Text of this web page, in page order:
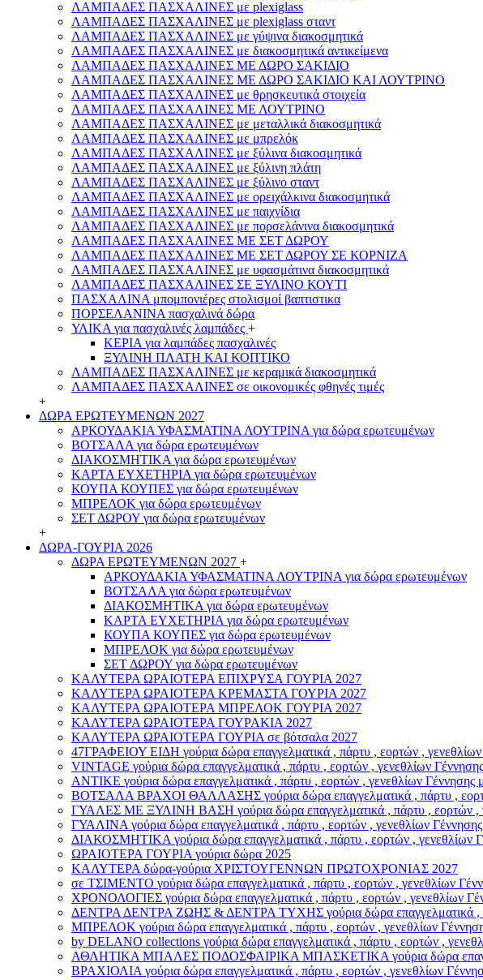
ΛΑΜΠΑΔΕΣ ΠΑΣΧΑΛΙΝΕΣ με plexiglass
ΛΑΜΠΑΔΕΣ ΠΑΣΧΑΛΙΝΕΣ με plexiglass σταντ
ΛΑΜΠΑΔΕΣ ΠΑΣΧΑΛΙΝΕΣ με γύψινα διακοσμητικά
ΛΑΜΠΑΔΕΣ ΠΑΣΧΑΛΙΝΕΣ με διακοσμητικά αντικείμενα
ΛΑΜΠΑΔΕΣ ΠΑΣΧΑΛΙΝΕΣ ΜΕ ΔΩΡΟ ΣΑΚΙΔΙΟ
ΛΑΜΠΑΔΕΣ ΠΑΣΧΑΛΙΝΕΣ ΜΕ ΔΩΡΟ ΣΑΚΙΔΙΟ ΚΑΙ ΛΟΥΤΡΙΝΟ
ΛΑΜΠΑΔΕΣ ΠΑΣΧΑΛΙΝΕΣ με θρησκευτικά στοιχεία
ΛΑΜΠΑΔΕΣ ΠΑΣΧΑΛΙΝΕΣ ΜΕ ΛΟΥΤΡΙΝΟ
ΛΑΜΠΑΔΕΣ ΠΑΣΧΑΛΙΝΕΣ με μεταλλικά διακοσμητικά
ΛΑΜΠΑΔΕΣ ΠΑΣΧΑΛΙΝΕΣ με μπρελόκ
ΛΑΜΠΑΔΕΣ ΠΑΣΧΑΛΙΝΕΣ με ξύλινα διακοσμητικά
ΛΑΜΠΑΔΕΣ ΠΑΣΧΑΛΙΝΕΣ με ξύλινη πλάτη
ΛΑΜΠΑΔΕΣ ΠΑΣΧΑΛΙΝΕΣ με ξύλινο σταντ
ΛΑΜΠΑΔΕΣ ΠΑΣΧΑΛΙΝΕΣ με ορειχάλκινα διακοσμητικά
ΛΑΜΠΑΔΕΣ ΠΑΣΧΑΛΙΝΕΣ με παιχνίδια
ΛΑΜΠΑΔΕΣ ΠΑΣΧΑΛΙΝΕΣ με πορσελάνινα διακοσμητικά
ΛΑΜΠΑΔΕΣ ΠΑΣΧΑΛΙΝΕΣ ΜΕ ΣΕΤ ΔΩΡΟΥ
ΛΑΜΠΑΔΕΣ ΠΑΣΧΑΛΙΝΕΣ ΜΕ ΣΕΤ ΔΩΡΟΥ ΣΕ ΚΟΡΝΙΖΑ
ΛΑΜΠΑΔΕΣ ΠΑΣΧΑΛΙΝΕΣ με υφασμάτινα διακοσμητικά
ΛΑΜΠΑΔΕΣ ΠΑΣΧΑΛΙΝΕΣ ΣΕ ΞΥΛΙΝΟ ΚΟΥΤΙ
ΠΑΣΧΑΛΙΝΑ μπομπονιέρες στολισμοί βαπτιστικα
ΠΟΡΣΕΛΑΝΙΝΑ πασχαλινά δώρα
ΥΛΙΚΑ για πασχαλινές λαμπάδες +
ΚΕΡΙΑ για λαμπάδες πασχαλινές
ΞΥΛΙΝΗ ΠΛΑΤΗ ΚΑΙ ΚΟΠΤΙΚΟ
ΛΑΜΠΑΔΕΣ ΠΑΣΧΑΛΙΝΕΣ με κεραμικά διακοσμητικά
ΛΑΜΠΑΔΕΣ ΠΑΣΧΑΛΙΝΕΣ σε οικονομικές φθηνές τιμές
+
ΔΩΡΑ ΕΡΩΤΕΥΜΕΝΩΝ 2027
ΑΡΚΟΥΔΑΚΙΑ ΥΦΑΣΜΑΤΙΝΑ ΛΟΥΤΡΙΝΑ για δώρα ερωτευμένων
ΒΟΤΣΑΛΑ για δώρα ερωτευμένων
ΔΙΑΚΟΣΜΗΤΙΚΑ για δώρα ερωτευμένων
ΚΑΡΤΑ ΕΥΧΕΤΗΡΙΑ για δώρα ερωτευμένων
ΚΟΥΠΑ ΚΟΥΠΕΣ για δώρα ερωτευμένων
ΜΠΡΕΛΟΚ για δώρα ερωτευμένων
ΣΕΤ ΔΩΡΟΥ για δώρα ερωτευμένων
+
ΔΩΡΑ-ΓΟΥΡΙΑ 2026
ΔΩΡΑ ΕΡΩΤΕΥΜΕΝΩΝ 2027 +
ΑΡΚΟΥΔΑΚΙΑ ΥΦΑΣΜΑΤΙΝΑ ΛΟΥΤΡΙΝΑ για δώρα ερωτευμένων
ΒΟΤΣΑΛΑ για δώρα ερωτευμένων
ΔΙΑΚΟΣΜΗΤΙΚΑ για δώρα ερωτευμένων
ΚΑΡΤΑ ΕΥΧΕΤΗΡΙΑ για δώρα ερωτευμένων
ΚΟΥΠΑ ΚΟΥΠΕΣ για δώρα ερωτευμένων
ΜΠΡΕΛΟΚ για δώρα ερωτευμένων
ΣΕΤ ΔΩΡΟΥ για δώρα ερωτευμένων
ΚΑΛΥΤΕΡΑ ΩΡΑΙΟΤΕΡΑ ΕΠΙΧΡΥΣΑ ΓΟΥΡΙΑ 2027
ΚΑΛΥΤΕΡΑ ΩΡΑΙΟΤΕΡΑ ΚΡΕΜΑΣΤΑ ΓΟΥΡΙΑ 2027
ΚΑΛΥΤΕΡΑ ΩΡΑΙΟΤΕΡΑ ΜΠΡΕΛΟΚ ΓΟΥΡΙΑ 2027
ΚΑΛΥΤΕΡΑ ΩΡΑΙΟΤΕΡΑ ΓΟΥΡΑΚΙΑ 2027
ΚΑΛΥΤΕΡΑ ΩΡΑΙΟΤΕΡΑ ΓΟΥΡΙΑ σε βότσαλα 2027
47ΓΡΑΦΕΙΟΥ ΕΙΔΗ γούρια δώρα επαγγελματικά , πάρτυ , εορτών , γενεθλίων
VINTAGE γούρια δώρα επαγγελματικά , πάρτυ , εορτών , γενεθλίων
ΑΝΤΙΚΕ γούρια δώρα επαγγελματικά , πάρτυ , εορτών , γενεθλίων Γέννησης
ΒΟΤΣΑΛΑ ΒΡΑΧΟΙ ΘΑΛΛΑΣΗΣ γούρια δώρα επαγγελματικά , πάρτυ ,
ΓΥΑΛΕΣ ΜΕ ΞΥΛΙΝΗ ΒΑΣΗ γούρια δώρα επαγγελματικά , πάρτυ , εορτών ,
ΓΥΑΛΙΝΑ γούρια δώρα επαγγελματικά , πάρτυ , εορτών , γενεθλίων Γέννησης
ΔΙΑΚΟΣΜΗΤΙΚΑ γούρια δώρα επαγγελματικά , πάρτυ , εορτών , γενεθλίων
ΩΡΑΙΟΤΕΡΑ ΓΟΥΡΙΑ γούρια δώρα 2025
ΚΑΛΥΤΕΡΑ δώρα-γούρια ΧΡΙΣΤΟΥΓΕΝΝΩΝ ΠΡΩΤΟΧΡΟΝΙΑΣ 2027
σε ΤΣΙΜΕΝΤΟ γούρια δώρα επαγγελματικά , πάρτυ , εορτών , γενεθλίων
ΧΡΟΝΟΛΟΓΙΕΣ γούρια δώρα επαγγελματικά , πάρτυ , εορτών , γενεθλίων
ΔΕΝΤΡΑ ΔΕΝΤΡΑ ΖΩΗΣ & ΔΕΝΤΡΑ ΤΥΧΗΣ γούρια δώρα επαγγελματικά ,
ΜΠΡΕΛΟΚ γούρια δώρα επαγγελματικά , πάρτυ , εορτών , γενεθλίων
by DELANO collections γούρια δώρα επαγγελματικά , πάρτυ , εορτών ,
ΑΘΛΗΤΙΚΑ ΜΠΑΛΕΣ ΠΟΔΟΣΦΑΙΡΙΚΑ ΜΠΑΣΚΕΤΙΚΑ γούρια δώρα
ΒΡΑΧΙΟΛΙA γούρια δώρα επαγγελματικά , πάρτυ , εορτών , γενεθλίων